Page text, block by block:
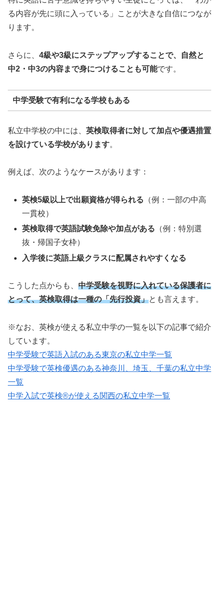
る内容が先に頭に入っている」ことが大きな自信につなが
ります。
さらに、 4級や3級にステップアップすることで、自然と
中2・中3の内容まで身につけることも可能です。
中学受験で有利になる学校もある
私立中学校の中には、 英検取得者に対して加点や優遇措置
を設けている学校があります。
例えば、次のようなケースがあります：
英検5級以上で出願資格が得られる （例：一部の中高
一貫校）
英検取得で英語試験免除や加点がある （例：特別選
抜・帰国子女枠）
入学後に英語上級クラスに配属されやすくなる
こうした点からも、 中学受験を視野に入れている保護者に
とって、英検取得は一種の「先行投資」とも言えます。
※なお、英検が使える私立中学の一覧を以下の記事で紹介
しています。
中学受験で英語入試のある東京の私立中学一覧
中学受験で英検優遇のある神奈川、埼玉、千葉の私立中学
一覧
中学入試で英検®が使える関西の私立中学一覧